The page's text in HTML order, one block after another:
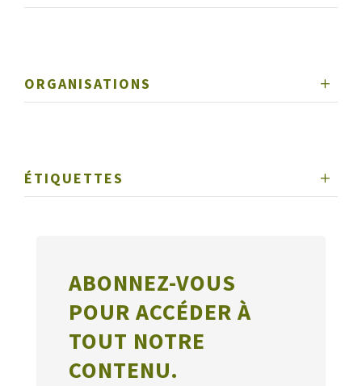
ORGANISATIONS
ÉTIQUETTES
ABONNEZ-VOUS
POUR ACCÉDER À
TOUT NOTRE
CONTENU.